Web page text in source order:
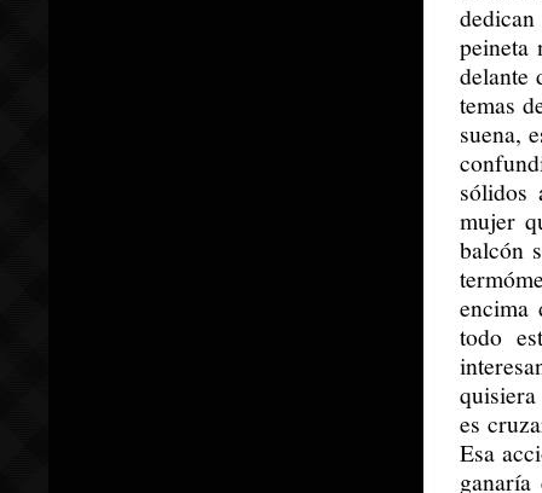
peineta
delante
temas
suena,
sólidos
mujer
balcón
encima
todo
es
Esa